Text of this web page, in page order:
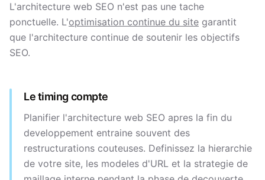
L'architecture web SEO n'est pas une tache
ponctuelle. L'optimisation continue du site garantit
que l'architecture continue de soutenir les objectifs
SEO.
Le timing compte
Planifier l'architecture web SEO apres la fin du
developpement entraine souvent des
restructurations couteuses. Definissez la hierarchie
de votre site, les modeles d'URL et la strategie de